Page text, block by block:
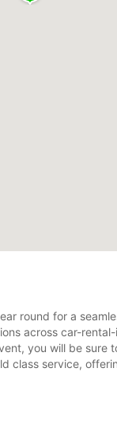
round for a
across car-
you will be
class service,